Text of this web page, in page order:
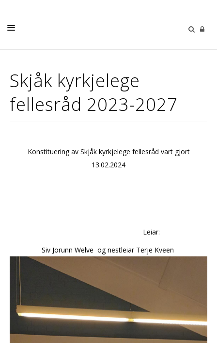
TRUSOPPLÆRING
KYRKJEGARDANE
KALENDER
Skjåk kyrkjelege
fellesråd 2023-2027
Konstituering av Skjåk kyrkjelege fellesråd vart gjort
13.02.2024
Leiar:
Siv Jorunn Welve og nestleiar Terje Kveen